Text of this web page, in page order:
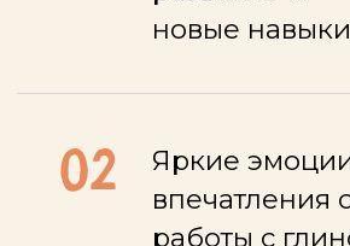
Каждый ребёнок уносит